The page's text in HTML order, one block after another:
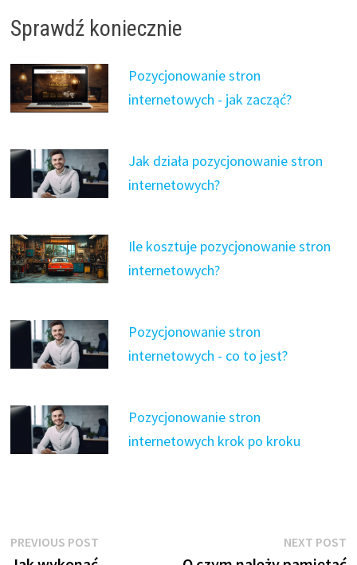
Sprawdź koniecznie
Pozycjonowanie stron
internetowych - jak zacząć?
Jak działa pozycjonowanie stron
internetowych?
Ile kosztuje pozycjonowanie stron
internetowych?
Pozycjonowanie stron
internetowych - co to jest?
Pozycjonowanie stron
internetowych krok po kroku
Nawigacja
PREVIOUS POSTPrevious
NEXT POST